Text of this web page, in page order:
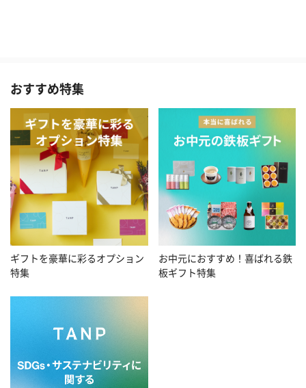
おすすめ特集
ギフトを豪華に彩るオプション
特集
お中元におすすめ！喜ばれる鉄
板ギフト特集